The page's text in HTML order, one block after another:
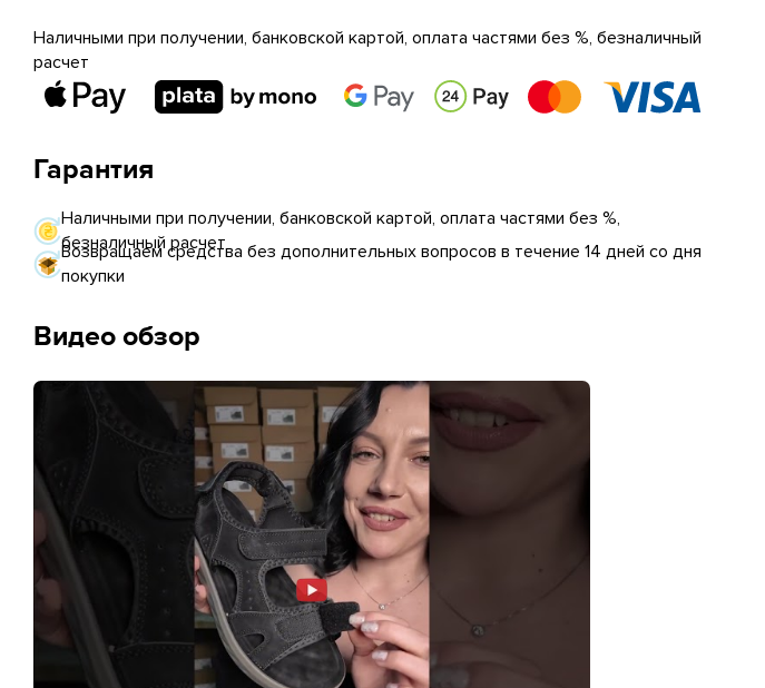
Наличными при получении, банковской картой, оплата частями без %, безналичный
расчет
Гарантия
Наличными при получении, банковской картой, оплата частями без %,
безналичный расчет
Возвращаем средства без дополнительных вопросов в течение 14 дней со дня
покупки
Видео обзор